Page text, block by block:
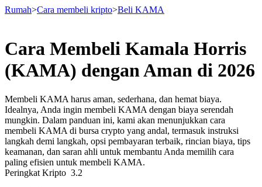
Berjangka
USDT Berjangka
Rumah>Cara membeli kripto>Beli KAMA
Cara Membeli Kamala Horris
(KAMA) dengan Aman di 2026
Membeli KAMA harus aman, sederhana, dan hemat biaya.
Idealnya, Anda ingin membeli KAMA dengan biaya serendah
mungkin. Dalam panduan ini, kami akan menunjukkan cara
membeli KAMA di bursa crypto yang andal, termasuk instruksi
langkah demi langkah, opsi pembayaran terbaik, rincian biaya, tips
keamanan, dan saran ahli untuk membantu Anda memilih cara
paling efisien untuk membeli KAMA.
Peringkat Kripto 3.2